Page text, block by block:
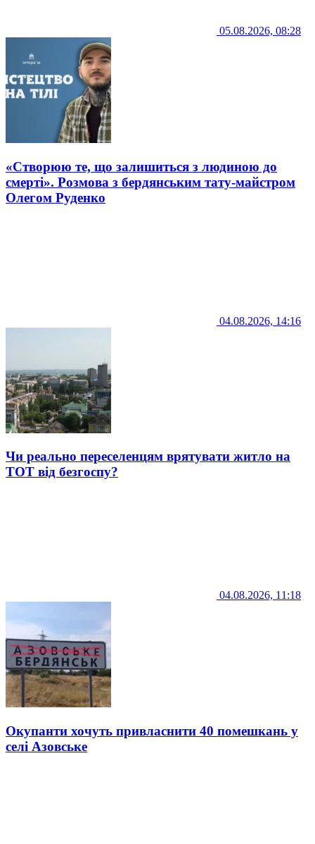
05.08.2026, 08:28
«Створюю те, що залишиться з людиною до
смерті». Розмова з бердянським тату-майстром
Олегом Руденко
04.08.2026, 14:16
Чи реально переселенцям врятувати житло на
ТОТ від безгоспу?
04.08.2026, 11:18
Окупанти хочуть привласнити 40 помешкань у
селі Азовське